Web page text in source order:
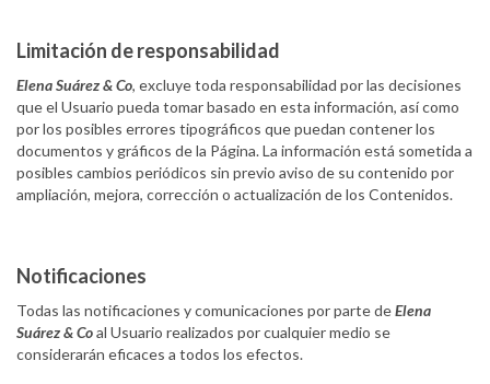
Limitación de responsabilidad
Elena Suárez & Co, excluye toda responsabilidad por las decisiones
que el Usuario pueda tomar basado en esta información, así como
por los posibles errores tipográficos que puedan contener los
documentos y gráficos de la Página. La información está sometida a
posibles cambios periódicos sin previo aviso de su contenido por
ampliación, mejora, corrección o actualización de los Contenidos.
Notificaciones
Todas las notificaciones y comunicaciones por parte deElena
Suárez & Coal Usuario realizados por cualquier medio se
considerarán eficaces a todos los efectos.